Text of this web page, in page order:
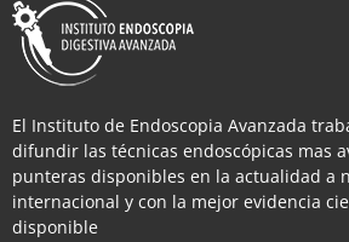
El Instituto de Endoscopia Avanzada
difundir las técnicas endoscópicas mas
punteras disponibles en la actualidad a
internacional y con la mejor evidencia
disponible